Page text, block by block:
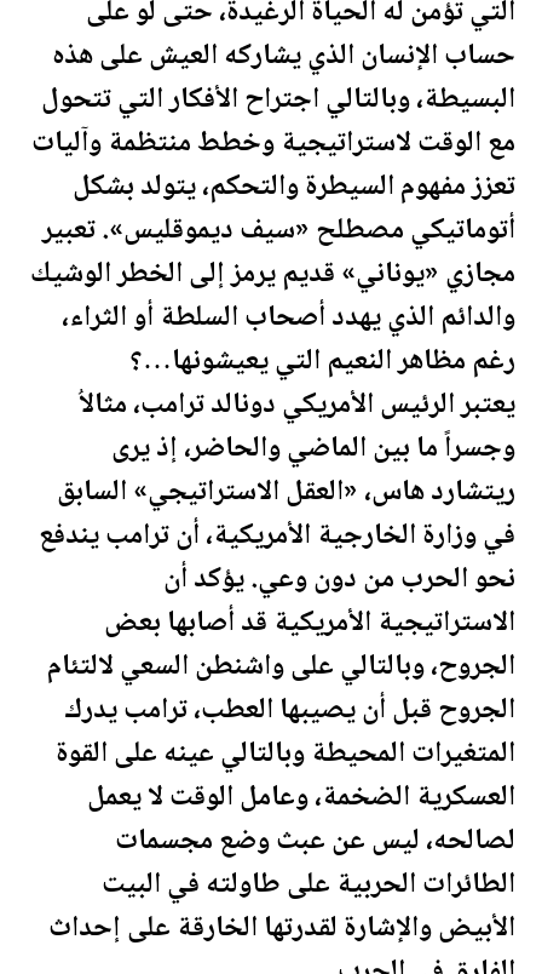
التي تؤمن له الحياة الرغيدة، حتى لو على
حساب الإنسان الذي يشاركه العيش على هذه
البسيطة، وبالتالي اجتراح الأفكار التي تتحول
مع الوقت لاستراتيجية وخطط منتظمة وآليات
تعزز مفهوم السيطرة والتحكم، يتولد بشكل
أتوماتيكي مصطلح «سيف ديموقليس». تعبير
مجازي «يوناني» قديم يرمز إلى الخطر الوشيك
والدائم الذي يهدد أصحاب السلطة أو الثراء،
رغم مظاهر النعيم التي يعيشونها…؟
يعتبر الرئيس الأمريكي دونالدترامب، مثالاُ
وجسراً ما بين الماضي والحاضر، إذ يرى
ريتشارد هاس، «العقل الاستراتيجي» السابق
في وزارة الخارجية الأمريكية، أنترامبيندفع
نحو الحرب من دون وعي. يؤكد أن
الاستراتيجية الأمريكية قد أصابها بعض
الجروح، وبالتالي على واشنطن السعي لالتئام
الجروح قبل أن يصيبها العطب،ترامبيدرك
المتغيرات المحيطة وبالتالي عينه على القوة
العسكرية الضخمة، وعامل الوقت لا يعمل
لصالحه، ليس عن عبث وضع مجسمات
الطائرات الحربية على طاولته في البيت
الأبيض والإشارة لقدرتها الخارقة على إحداث